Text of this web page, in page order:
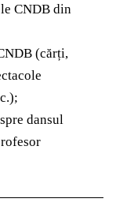
CNDB din
(cărți,
dansul